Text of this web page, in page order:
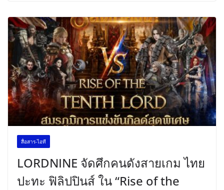
สื่อสาร-ไอที
LORDNINE จัดศึกคนดังสายเกม ไทย
ปะทะ ฟิลิปปินส์ ใน “Rise of the